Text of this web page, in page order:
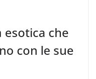
esotica che
con le sue